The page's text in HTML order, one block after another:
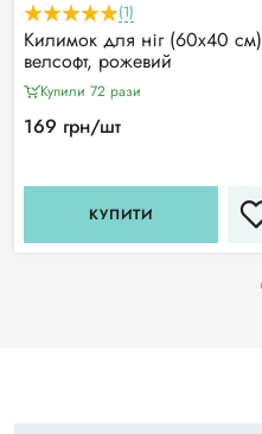
(1)
Килимок для ніг (60х40 см)
велсофт, рожевий
Купили 72 рази
169 грн/шт
КУПИТИ